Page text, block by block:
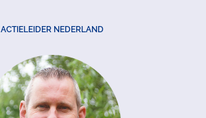
ACTIELEIDER NEDERLAND